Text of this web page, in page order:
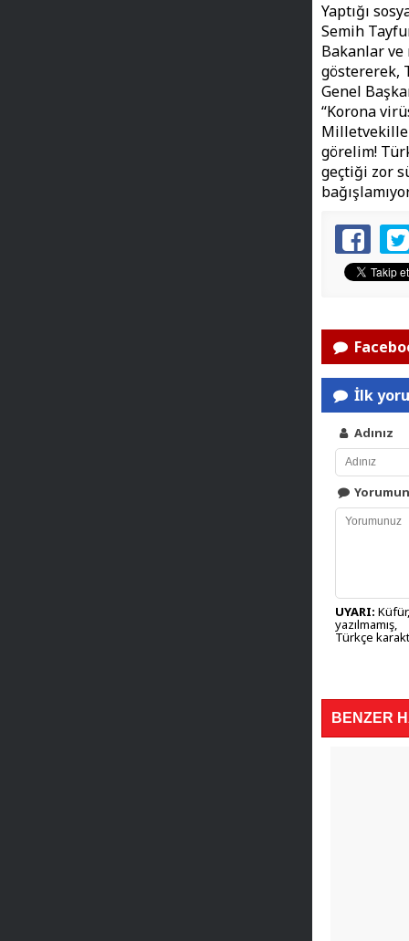
Yaptığı
Semih
Bakanlar
göstererek,
Genel
“Korona
görelim!
geçtiği zor
İlk
Adınız
UYARI:
yazılmamış,
Türkçe
BENZER